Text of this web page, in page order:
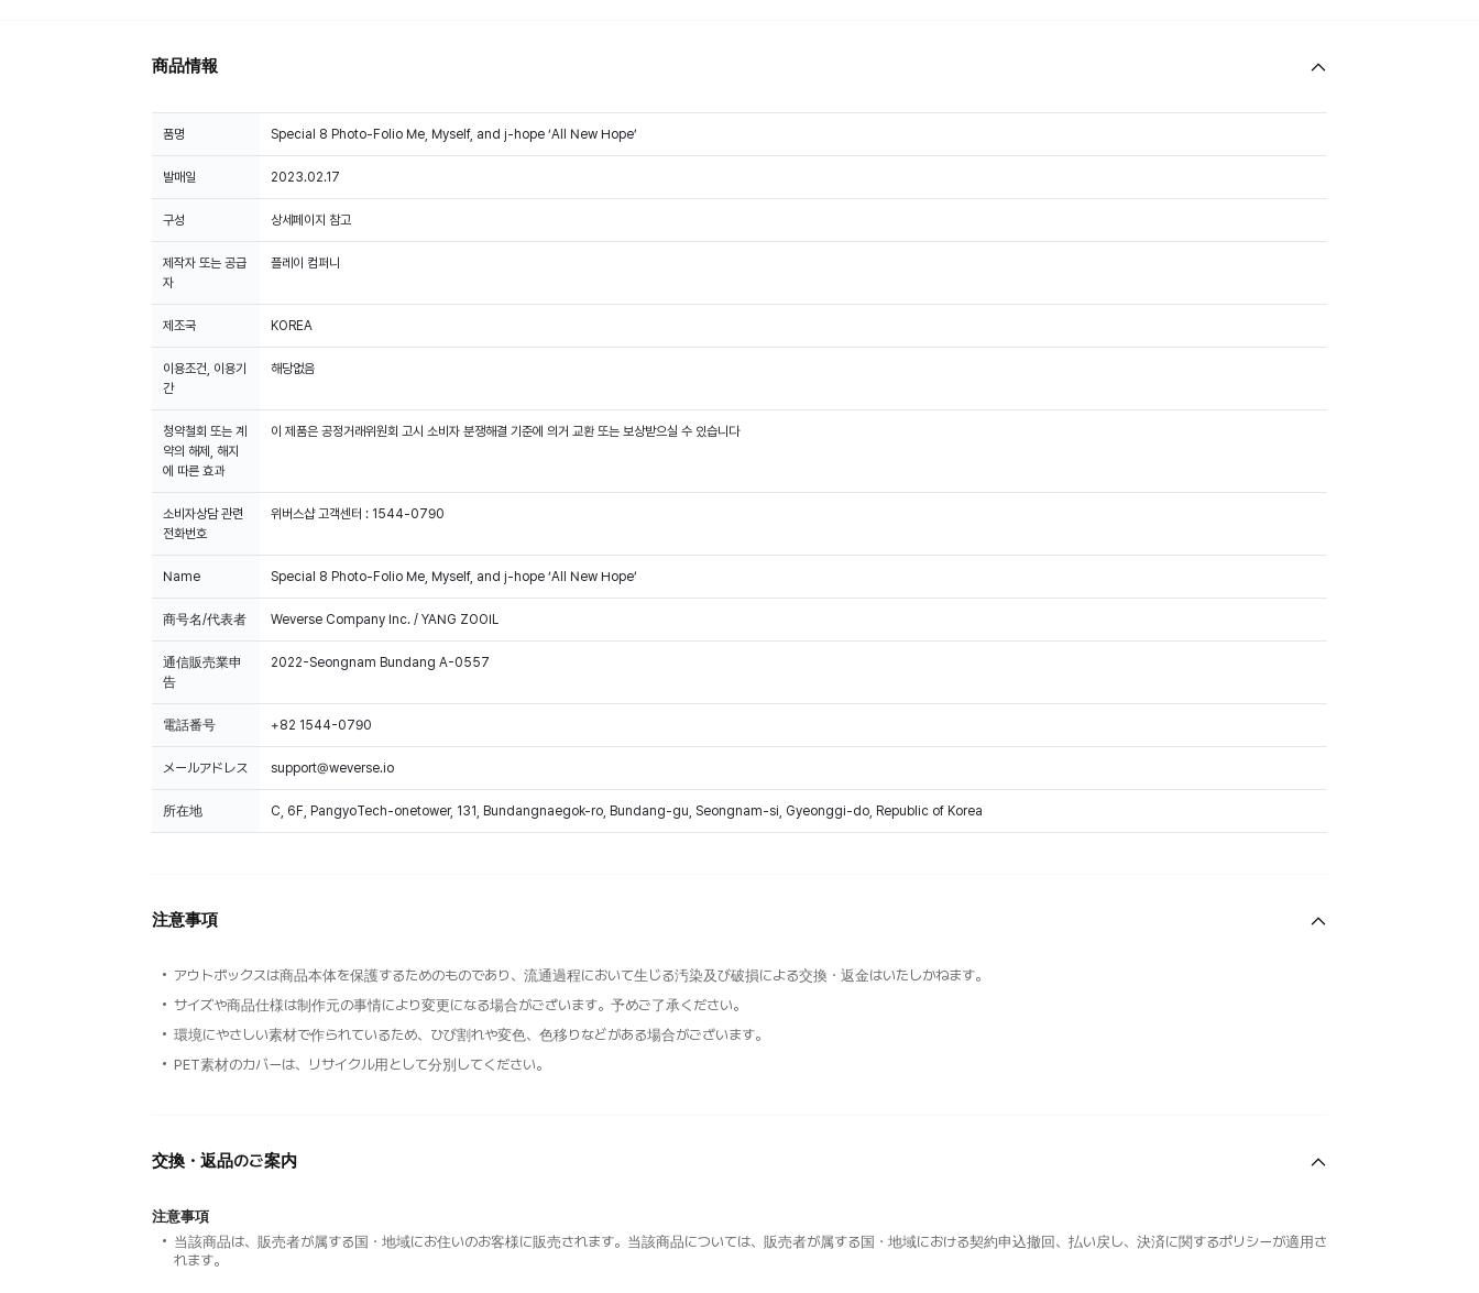
商品情報
품명 Special 8 Photo-Folio Me, Myself, and j-hope ‘All New Hope’
발매일 2023.02.17
구성 상세페이지 참고
제작자 또는 공급
자
플레이 컴퍼니
제조국 KOREA
이용조건, 이용기
간
해당없음
청약철회 또는 계
약의 해제, 해지
에 따른 효과
이 제품은 공정거래위원회 고시 소비자 분쟁해결 기준에 의거 교환 또는 보상받으실 수 있습니다
소비자상담 관련
전화번호
위버스샵 고객센터 : 1544-0790
Name Special 8 Photo-Folio Me, Myself, and j-hope ‘All New Hope’
商号名/代表者 Weverse Company Inc. / YANG ZOOIL
通信販売業申
告
2022-Seongnam Bundang A-0557
電話番号 +82 1544-0790
メールアドレス support@weverse.io
所在地 C, 6F, PangyoTech-onetower, 131, Bundangnaegok-ro, Bundang-gu, Seongnam-si, Gyeonggi-do, Republic of Korea
注意事項
アウトボックスは商品本体を保護するためのものであり、流通過程において生じる汚染及び破損による交換・返金はいたしかねます。
サイズや商品仕様は制作元の事情により変更になる場合がございます。予めご了承ください。
環境にやさしい素材で作られているため、ひび割れや変色、色移りなどがある場合がございます。
PET素材のカバーは、リサイクル用として分別してください。
交換・返品のご案内
注意事項
当該商品は、販売者が属する国・地域にお住いのお客様に販売されます。当該商品については、販売者が属する国・地域における契約申込撤回、払い戻し、決済に関するポリシーが適用さ
れます。